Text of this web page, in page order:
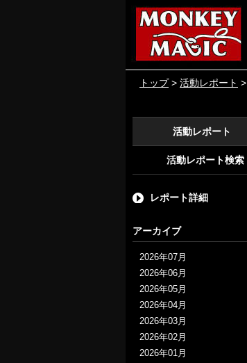
トップ> 活動レポート >
活動レポート
活動レポート検索
レポート詳細
アーカイブ
2026年07月
2026年06月
2026年05月
2026年04月
2026年03月
2026年02月
2026年01月